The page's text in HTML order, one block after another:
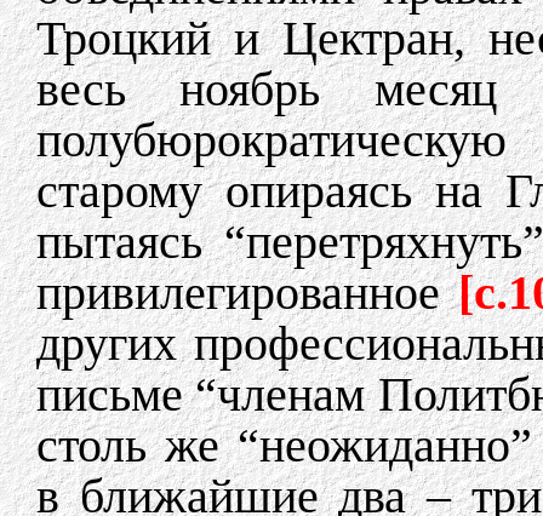
Троцкий и Цектран,
весь ноябрь месяц
старому опираясь на
пытаясь
привилегированное
других
письме “членам
столь же “неожиданно”
в ближайшие два –